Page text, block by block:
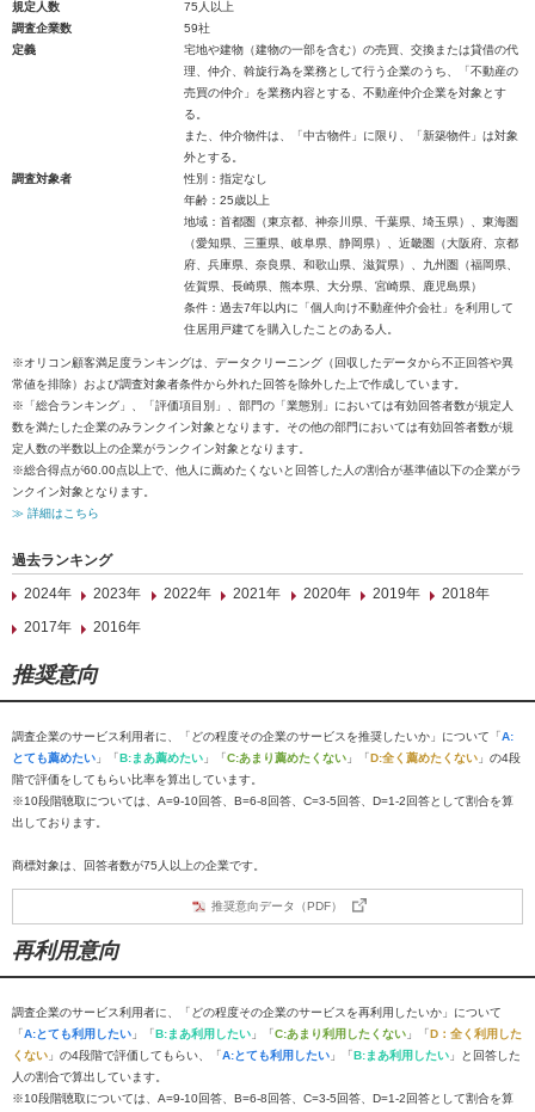
規定人数
75人以上
調査企業数
59社
定義
宅地や建物（建物の一部を含む）の売買、交換または貸借の代
理、仲介、斡旋行為を業務として行う企業のうち、「不動産の
売買の仲介」を業務内容とする、不動産仲介企業を対象とす
る。
また、仲介物件は、「中古物件」に限り、「新築物件」は対象
外とする。
調査対象者
性別：指定なし
年齢：25歳以上
地域：首都圏（東京都、神奈川県、千葉県、埼玉県）、東海圏
（愛知県、三重県、岐阜県、静岡県）、近畿圏（大阪府、京都
府、兵庫県、奈良県、和歌山県、滋賀県）、九州圏（福岡県、
佐賀県、長崎県、熊本県、大分県、宮崎県、鹿児島県）
条件：過去7年以内に「個人向け不動産仲介会社」を利用して
住居用戸建てを購入したことのある人。
※オリコン顧客満足度ランキングは、データクリーニング（回収したデータから不正回答や異
常値を排除）および調査対象者条件から外れた回答を除外した上で作成しています。
※「総合ランキング」、「評価項目別」、部門の「業態別」においては有効回答者数が規定人
数を満たした企業のみランクイン対象となります。その他の部門においては有効回答者数が規
定人数の半数以上の企業がランクイン対象となります。
※総合得点が60.00点以上で、他人に薦めたくないと回答した人の割合が基準値以下の企業がラ
ンクイン対象となります。
≫ 詳細はこちら
過去ランキング
2024年
2023年 2022年 2021年 2020年 2019年
2018年
2017年
2016年
推奨意向
調査企業のサービス利用者に、「どの程度その企業のサービスを推奨したいか」について「A:
とても薦めたい 」「B:まあ薦めたい 」「C:あまり薦めたくない 」「D:全く薦めたくない 」の4段
階で評価をしてもらい比率を算出しています。
※10段階聴取については、A=9-10回答、B=6-8回答、C=3-5回答、D=1-2回答として割合を算
出しております。
商標対象は、回答者数が75人以上の企業です。
推奨意向データ（PDF）
再利用意向
調査企業のサービス利用者に、「どの程度その企業のサービスを再利用したいか」について
「A:とても利用したい 」「B:まあ利用したい 」「C:あまり利用したくない 」「D：全く利用した
くない 」の4段階で評価してもらい、「A:とても利用したい 」「B:まあ利用したい 」と回答した
人の割合で算出しています。
※10段階聴取については、A=9-10回答、B=6-8回答、C=3-5回答、D=1-2回答として割合を算